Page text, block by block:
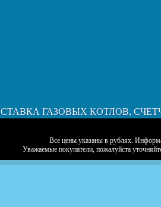
ГАЗОВЫХ КОТЛОВ,
Все цены указаны в рублях.
Уважаемые покупатели, пожалуйста